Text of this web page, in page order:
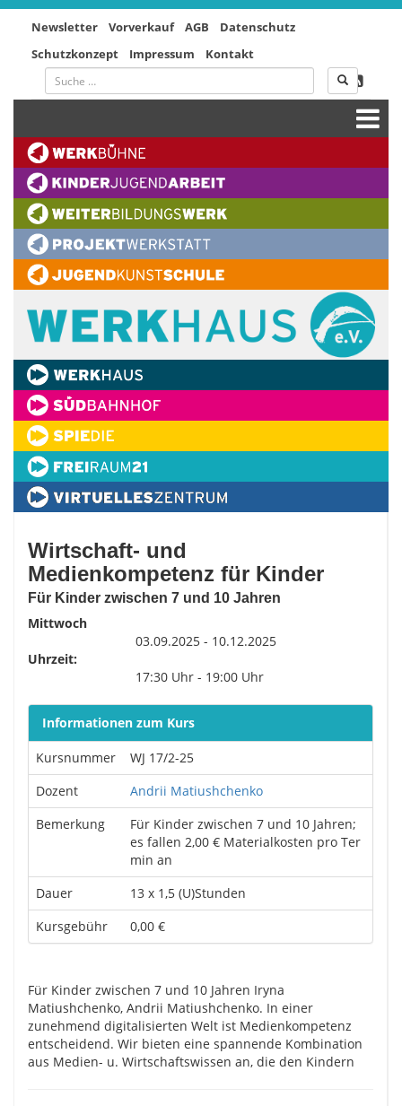
Newsletter Vorverkauf AGB
Datenschutz
Schutzkonzept
Impressum Kontakt
Wirtschaft- und
Medienkompetenz für Kinder
Für Kinder zwischen 7 und 10 Jahren
Mittwoch
03.09.2025 - 10.12.2025
Uhrzeit:
17:30 Uhr - 19:00 Uhr
Informationen zum Kurs
Kursnummer
WJ 17/2-25
Dozent
Andrii Matiushchenko
Bemerkung
Für Kinder zwischen 7 und 10 Jahren;
es fallen 2,00 € Materialkosten pro Ter
min an
Dauer
13 x 1,5 (U)Stunden
Kursgebühr
0,00 €
Für Kinder zwischen 7 und 10 Jahren Iryna
Matiushchenko, Andrii Matiushchenko. In einer
zunehmend digitalisierten Welt ist Medienkompetenz
entscheidend. Wir bieten eine spannende Kombination
aus Medien- u. Wirtschaftswissen an, die den Kindern